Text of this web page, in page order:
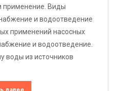
применение. Виды
и водоотведение
применений насосных
и водоотведение.
воды из источников